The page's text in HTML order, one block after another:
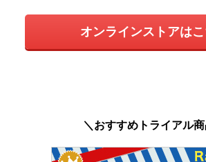
オンラインストアは
＼おすすめトライアル